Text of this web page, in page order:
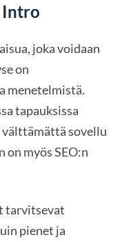
Intro
joka voidaan
on
menetelmistä.
tapauksissa
sovellu
myös SEO:n
tarvitsevat
pienet ja